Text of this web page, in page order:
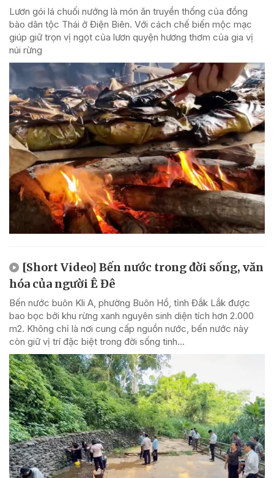
Lươn gói lá chuối nướng là món ăn truyền thống của đồng
bào dân tộc Thái ở Điện Biên. Với cách chế biến mộc mạc
giúp giữ trọn vị ngọt của lươn quyện hương thơm của gia vị
núi rừng
[Short Video] Bến nước trong đời sống, văn
hóa của người Ê Đê
Bến nước buôn Kli A, phường Buôn Hồ, tỉnh Đắk Lắk được
bao bọc bởi khu rừng xanh nguyên sinh diện tích hơn 2.000
m2. Không chỉ là nơi cung cấp nguồn nước, bến nước này
còn giữ vị trí đặc biệt trong đời sống tinh...